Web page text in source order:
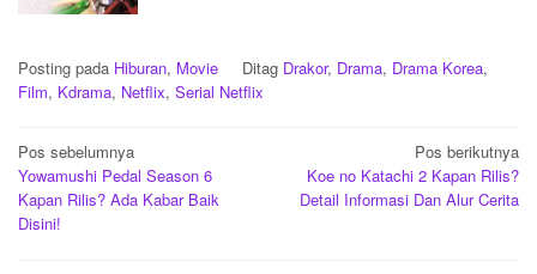
Posting pada Hiburan, Movie Ditag Drakor, Drama, Drama Korea,
Film, Kdrama, Netflix, Serial Netflix
Navigasi
pos
Pos sebelumnya
Yowamushi Pedal Season 6
Kapan Rilis? Ada Kabar Baik
Disini!
Pos berikutnya
Koe no Katachi 2 Kapan Rilis?
Detail Informasi Dan Alur Cerita